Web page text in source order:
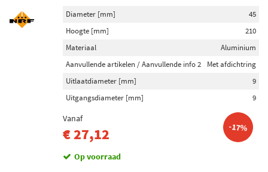
Diameter [mm]
45
Hoogte [mm]
210
Materiaal
Aluminium
Aanvullende artikelen / Aanvullende info 2
Met afdichtring
Uitlaatdiameter [mm]
9
Uitgangsdiameter [mm]
9
Vanaf
€ 27,12 -17%
Op voorraad